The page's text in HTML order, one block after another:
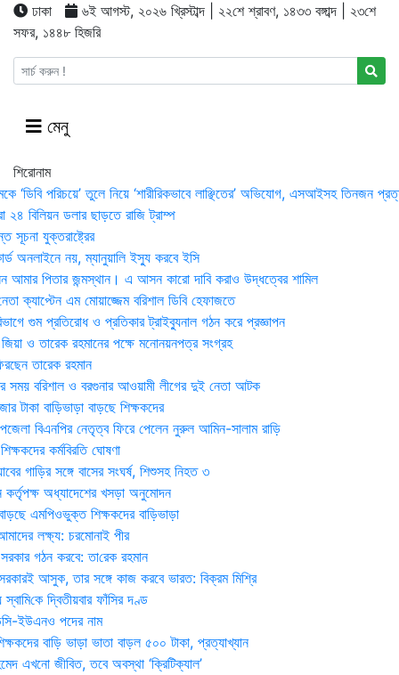
ঢাকা
৬ই আগস্ট, ২০২৬ খ্রিস্টাব্দ | ২২শে শ্রাবণ, ১৪৩৩ বঙ্গাব্দ | ২৩শে
সফর, ১৪৪৮ হিজরি
মেনু
শিরোনাম
‘ডিবি পরিচয়ে’ তুলে নিয়ে ‘শারীরিকভাবে লাঞ্ছিতের’ অভিযোগ, এসআইসহ তিনজন
২৪ বিলিয়ন ডলার ছাড়তে রাজি ট্রাম্প
সূচনা যুক্তরাষ্ট্রের
অনলাইনে নয়, ম্যানুয়ালি ইস্যু করবে ইসি
পিতার জন্মস্থান। এ আসন কারো দাবি করাও উদ্ধত্বের শামিল
ক্যাপ্টেন এম মোয়াজ্জেম বরিশাল ডিবি হেফাজতে
গুম প্রতিরোধ ও প্রতিকার ট্রাইব্যুনাল গঠন করে প্রজ্ঞাপন
ও তারেক রহমানের পক্ষে মনোনয়নপত্র সংগ্রহ
তারেক রহমান
সময় ব‌রিশাল ও বরগুনার আওয়ামী লীগের দুই নেতা আটক
টাকা বাড়িভাড়া বাড়ছে শিক্ষকদের
বিএনপির নেতৃত্ব ফিরে পেলেন নুরুল আমিন-সালাম রাড়ি
কর্মবিরতি ঘোষণা
গাড়ির সঙ্গে বাসের সংঘর্ষ, শিশুসহ নিহত ৩
কর্তৃপক্ষ অধ্যাদেশের খসড়া অনুমোদন
এমপিওভুক্ত শিক্ষকদের বাড়িভাড়া
লক্ষ্য: চরমোনাই পীর
গঠন করবে: তা‌রেক রহমান
আসুক, তার সঙ্গে কাজ করবে ভারত: বিক্রম মিশ্রি
দ্বিতীয়বার ফাঁসির দণ্ড
ইউএনও পদের নাম
বাড়ি ভাড়া ভাতা বাড়ল ৫০০ টাকা, প্রত্যাখ্যান
এখনো জীবিত, তবে অবস্থা ‘ক্রিটিক্যাল’